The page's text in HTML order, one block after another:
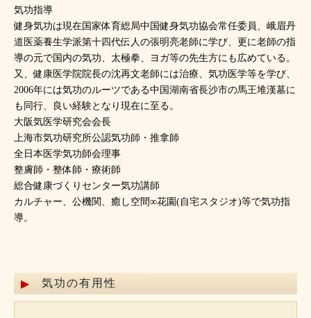
気功指導
健身気功は現在国家体育総局中国健身気功協会常任委員、峨眉丹
道医薬養生学派第十四代伝人の張明亮老師に学び、更に老師の指
導の元で国内の気功、太極拳、ヨガ等の先生方にも広めている。
又、健康医学院院長の沈再文老師には治療、気功医学等を学び、
2006年には気功のルーツである中国湖南省長沙市の馬王堆漢墓に
も同行、良い経験となり現在に至る。
大阪気医学研究会会長
上海市気功研究所公認気功師・推拿師
全日本医学気功師会理事
整膚師・整体師・療術師
総合健康づくりセンター気功講師
カルチャー、公機関、癒し空間∞花園(自宅スタジオ)等で気功指
導。
気功の有用性